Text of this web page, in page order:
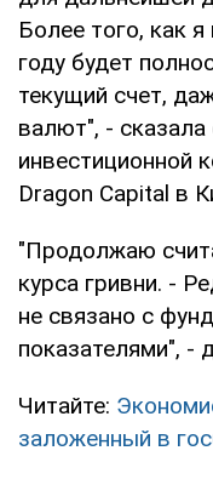
Более того, как
году будет
текущий счет,
валют", -
инвестиционной
Dragon Capital в
"Продолжаю
курса гривни. -
не связано с
показателями", -
Читайте:
заложенный в